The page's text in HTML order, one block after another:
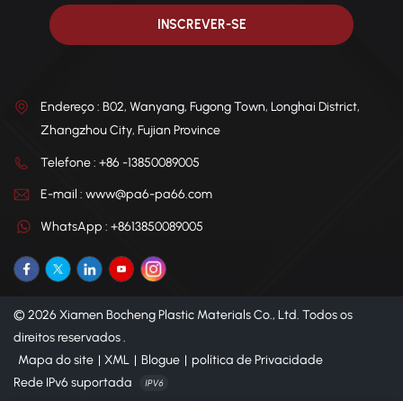
Endereço : B02, Wanyang, Fugong Town, Longhai District,
Zhangzhou City, Fujian Province
Telefone : +86 -13850089005
E-mail : www@pa6-pa66.com
WhatsApp : +8613850089005
© 2026 Xiamen Bocheng Plastic Materials Co., Ltd. Todos os
direitos reservados .
Mapa do site | XML | Blogue | política de Privacidade
Rede IPv6 suportada